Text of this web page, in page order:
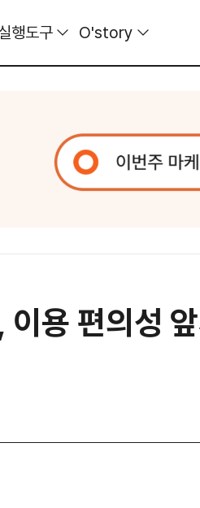
행도구 O'story
이용 편의성